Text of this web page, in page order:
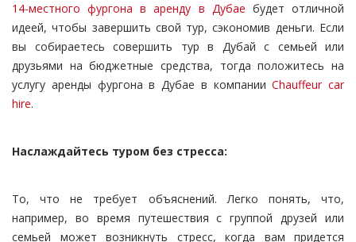
14-местного фургона в аренду в Дубае будет отличной
идеей, чтобы завершить свой тур, сэкономив деньги. Если
вы собираетесь совершить тур в Дубай с семьей или
друзьями на бюджетные средства, тогда положитесь на
услугу аренды фургона в Дубае в компанииChauffeur car
hire.
Наслаждайтесь туром без стресса:
То, что не требует объяснений. Легко понять, что,
например, во время путешествия с группой друзей или
семьей может возникнуть стресс, когда вам придется